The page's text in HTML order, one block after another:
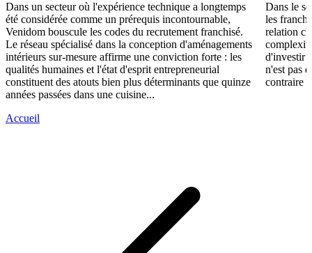
Dans un secteur où l'expérience technique a longtemps
été considérée comme un prérequis incontournable,
Venidom bouscule les codes du recrutement franchisé.
Le réseau spécialisé dans la conception d'aménagements
intérieurs sur-mesure affirme une conviction forte : les
qualités humaines et l'état d'esprit entrepreneurial
constituent des atouts bien plus déterminants que quinze
années passées dans une cuisine...
Dans le
les
relation
d'investir
n'est pas
contraire
Accueil